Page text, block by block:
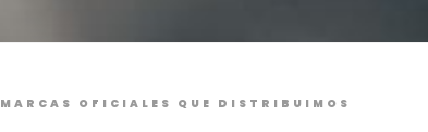
MARCAS OFICIALES QUE DISTRIBUIMOS